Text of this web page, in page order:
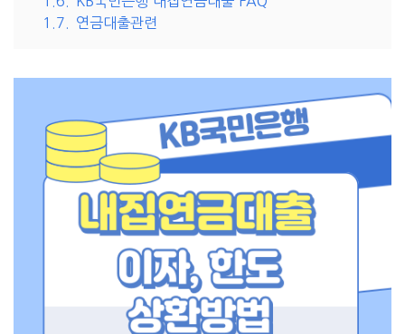
1.7.
연금대출관련